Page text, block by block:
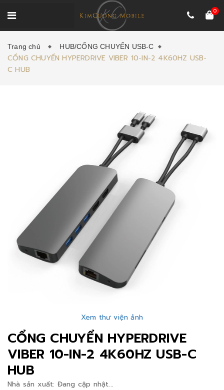
0
Trang chủ HUB/CỔNG CHUYỂN USB-C
CỔNG CHUYỂN HYPERDRIVE VIBER 10-IN-2 4K60HZ USB-
C HUB
Xem thư viện ảnh
CỔNG CHUYỂN HYPERDRIVE
VIBER 10-IN-2 4K60HZ USB-C
HUB
Nhà sản xuất: Đang cập nhật...